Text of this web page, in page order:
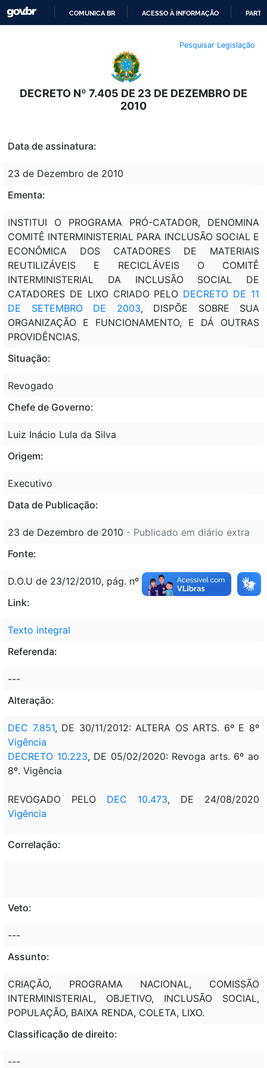
O
CONTEÚDO
COMUNICA BR ACESSO À INFORMAÇÃO
Pesquisar Legislação
DECRETO Nº 7.405 DE 23 DE DEZEMBRO DE
2010
Data de assinatura:
23 de Dezembro de 2010
Ementa:
INSTITUI O PROGRAMA PRÓ-CATADOR, DENOMINA
COMITÊ INTERMINISTERIAL PARA INCLUSÃO SOCIAL E
ECONÔMICA DOS CATADORES DE MATERIAIS
REUTILIZÁVEIS E RECICLÁVEIS O COMITÊ
INTERMINISTERIAL DA INCLUSÃO SOCIAL DE
CATADORES DE LIXO CRIADO PELO DECRETO DE 11
DE SETEMBRO DE 2003, DISPÕE SOBRE SUA
ORGANIZAÇÃO E FUNCIONAMENTO, E DÁ OUTRAS
PROVIDÊNCIAS.
Situação:
Revogado
Chefe de Governo:
Luiz Inácio Lula da Silva
Origem:
Executivo
Data de Publicação:
23 de Dezembro de 2010 - Publicado em diário extra
Fonte:
D.O.U de 23/12/2010, pág. nº 7
Link:
Texto integral
Referenda:
---
Alteração:
DEC 7.851, DE 30/11/2012: ALTERA OS ARTS. 6º E 8º
Vigência
DECRETO 10.223, DE 05/02/2020: Revoga arts. 6º ao
8º. Vigência
REVOGADO PELO DEC 10.473, DE 24/08/2020
Vigência
Correlação:
Veto:
---
Assunto:
CRIAÇÃO, PROGRAMA NACIONAL, COMISSÃO
INTERMINISTERIAL, OBJETIVO, INCLUSÃO SOCIAL,
POPULAÇÃO, BAIXA RENDA, COLETA, LIXO.
Classificação de direito:
---